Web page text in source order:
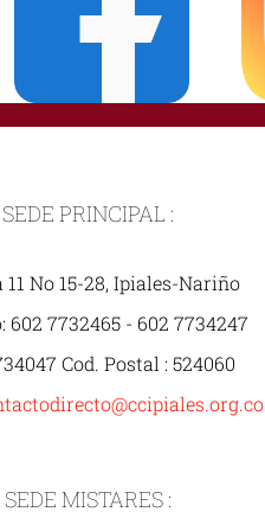
SEDE PRINCIPAL :
11 No 15-28, Ipiales-Nariño
602 7732465 - 602 7734247
Cod. Postal : 524060
SEDE MISTARES :